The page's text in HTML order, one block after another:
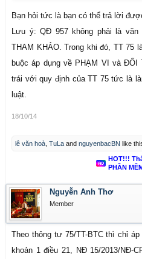
Bạn hỏi tức là bạn có thể trả lời
Lưu ý: QĐ 957 không phải là
THAM KHẢO. Trong khi đó, TT 75
buộc áp dụng về PHẠM VI và
trái với quy định của TT 75 tức là
luật.
18/10/14
lê văn hoà TuLa and nguyenbacBN like
HOT!!!
PHẦN
Nguyễn Anh Thơ
Member
Theo thông tư 75/TT-BTC thì chỉ
khoản 1 điều 21, NĐ 15/2013/NĐ-